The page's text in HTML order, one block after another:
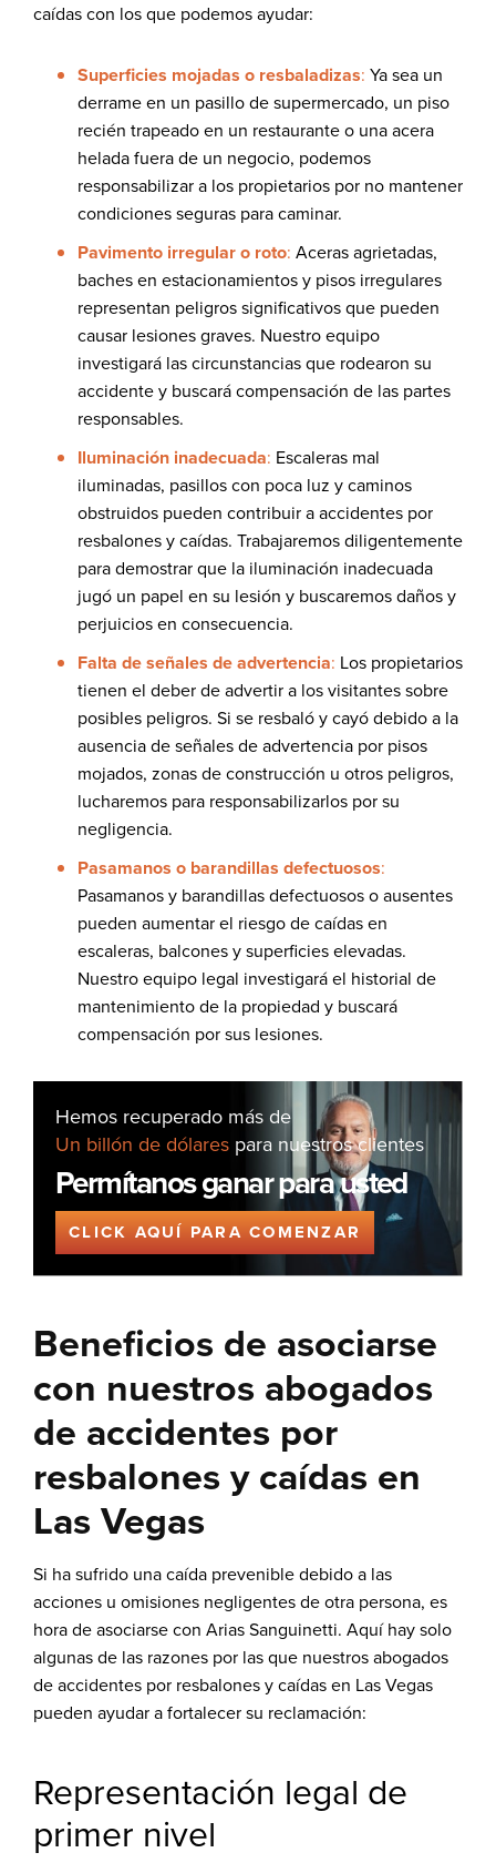
caídas con los que podemos ayudar:
Superficies mojadas o resbaladizas: Ya sea un
derrame en un pasillo de supermercado, un piso
recién trapeado en un restaurante o una acera
helada fuera de un negocio, podemos
responsabilizar a los propietarios por no mantener
condiciones seguras para caminar.
Pavimento irregular o roto: Aceras agrietadas,
baches en estacionamientos y pisos irregulares
representan peligros significativos que pueden
causar lesiones graves. Nuestro equipo
investigará las circunstancias que rodearon su
accidente y buscará compensación de las partes
responsables.
Iluminación inadecuada: Escaleras mal
iluminadas, pasillos con poca luz y caminos
obstruidos pueden contribuir a accidentes por
resbalones y caídas. Trabajaremos diligentemente
para demostrar que la iluminación inadecuada
jugó un papel en su lesión y buscaremos daños y
perjuicios en consecuencia.
Falta de señales de advertencia: Los propietarios
tienen el deber de advertir a los visitantes sobre
posibles peligros. Si se resbaló y cayó debido a la
ausencia de señales de advertencia por pisos
mojados, zonas de construcción u otros peligros,
lucharemos para responsabilizarlos por su
negligencia.
Pasamanos o barandillas defectuosos:
Pasamanos y barandillas defectuosos o ausentes
pueden aumentar el riesgo de caídas en
escaleras, balcones y superficies elevadas.
Nuestro equipo legal investigará el historial de
mantenimiento de la propiedad y buscará
compensación por sus lesiones.
Hemos recuperado más de
Un billón de dólares para nuestros clientes
Permítanos ganar para usted
CLICK AQUÍ PARA COMENZAR
Beneficios de asociarse
con nuestros abogados
de accidentes por
resbalones y caídas en
Las Vegas
Si ha sufrido una caída prevenible debido a las
acciones u omisiones negligentes de otra persona, es
hora de asociarse con Arias Sanguinetti. Aquí hay solo
algunas de las razones por las que nuestros abogados
de accidentes por resbalones y caídas en Las Vegas
pueden ayudar a fortalecer su reclamación:
Representación legal de
primer nivel